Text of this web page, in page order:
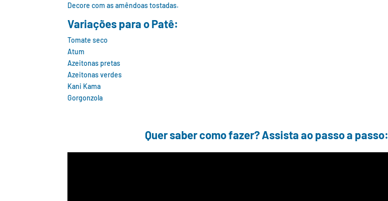
Decore com as amêndoas tostadas.
Variações para o Patê:
Tomate seco
Atum
Azeitonas pretas
Azeitonas verdes
Kani Kama
Gorgonzola
Quer saber como fazer? Assista ao passo a passo: